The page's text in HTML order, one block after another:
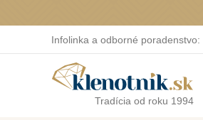
Infolinka a odborné poradenstvo:
Tradícia od roku 1994